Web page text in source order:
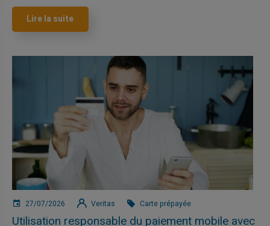
Lire la suite
27/07/2026 Veritas Carte prépayée
Utilisation responsable du paiement mobile avec